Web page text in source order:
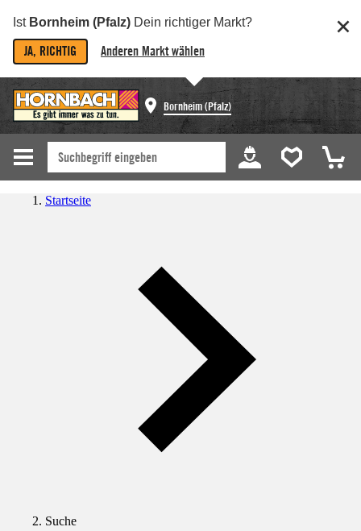
Ist Bornheim (Pfalz) Dein richtiger Markt?
JA, RICHTIG Anderen Markt wählen
Bornheim (Pfalz)
Startseite
Suche